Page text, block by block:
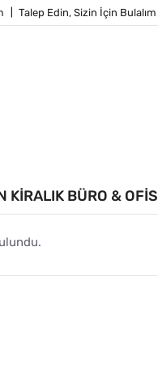
Talep Edin, Sizin İçin Bulalım
KIRALIK BÜRO & OFIS